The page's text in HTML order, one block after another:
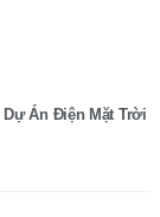
Dự Án Điện Mặt Trời